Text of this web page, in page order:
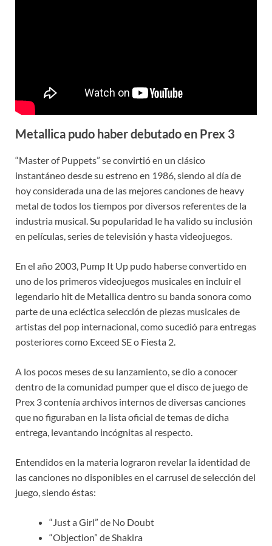
Metallica pudo haber debutado en Prex 3
“Master of Puppets” se convirtió en un clásico
instantáneo desde su estreno en 1986, siendo al día de
hoy considerada una de las mejores canciones de heavy
metal de todos los tiempos por diversos referentes de la
industria musical. Su popularidad le ha valido su inclusión
en películas, series de televisión y hasta videojuegos.
En el año 2003, Pump It Up pudo haberse convertido en
uno de los primeros videojuegos musicales en incluir el
legendario hit de Metallica dentro su banda sonora como
parte de una ecléctica selección de piezas musicales de
artistas del pop internacional, como sucedió para entregas
posteriores como Exceed SE o Fiesta 2.
A los pocos meses de su lanzamiento, se dio a conocer
dentro de la comunidad pumper que el disco de juego de
Prex 3 contenía archivos internos de diversas canciones
que no figuraban en la lista oficial de temas de dicha
entrega, levantando incógnitas al respecto.
Entendidos en la materia lograron revelar la identidad de
las canciones no disponibles en el carrusel de selección del
juego, siendo éstas:
“Just a Girl” de No Doubt
“Objection” de Shakira